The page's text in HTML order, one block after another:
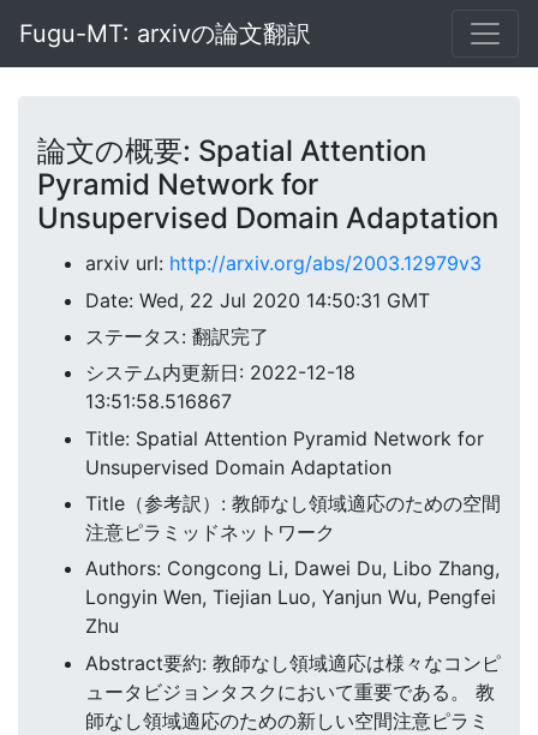
Fugu-MT: arxivの論文翻訳
論文の概要: Spatial Attention
Pyramid Network for
Unsupervised Domain Adaptation
arxiv url: http://arxiv.org/abs/2003.12979v3
Date: Wed, 22 Jul 2020 14:50:31 GMT
ステータス: 翻訳完了
システム内更新日: 2022-12-18
13:51:58.516867
Title: Spatial Attention Pyramid Network for
Unsupervised Domain Adaptation
Title（参考訳）: 教師なし領域適応のための空間
注意ピラミッドネットワーク
Authors: Congcong Li, Dawei Du, Libo Zhang,
Longyin Wen, Tiejian Luo, Yanjun Wu, Pengfei
Zhu
Abstract要約: 教師なし領域適応は様々なコンピ
ュータビジョンタスクにおいて重要である。 教
師なし領域適応のための新しい空間注意ピラミ